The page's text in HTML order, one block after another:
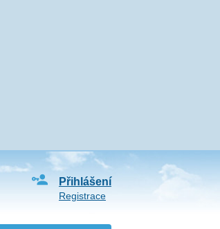
Přihlášení
Registrace